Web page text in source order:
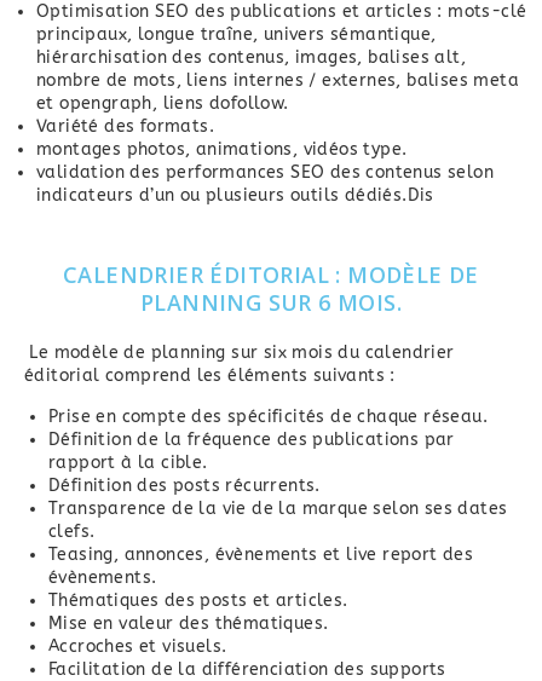
Optimisation SEO des publications et articles : mots-clé
principaux, longue traîne, univers sémantique,
hiérarchisation des contenus, images, balises alt,
nombre de mots, liens internes / externes, balises meta
et opengraph, liens dofollow.
Variété des formats.
montages photos, animations, vidéos type.
validation des performances SEO des contenus selon
indicateurs d’un ou plusieurs outils dédiés.Dis
CALENDRIER ÉDITORIAL : MODÈLE DE
PLANNING SUR 6 MOIS.
Le modèle de planning sur six mois du calendrier
éditorial comprend les éléments suivants :
Prise en compte des spécificités de chaque réseau.
Définition de la fréquence des publications par
rapport à la cible.
Définition des posts récurrents.
Transparence de la vie de la marque selon ses dates
clefs.
Teasing, annonces, évènements et live report des
évènements.
Thématiques des posts et articles.
Mise en valeur des thématiques.
Accroches et visuels.
Facilitation de la différenciation des supports